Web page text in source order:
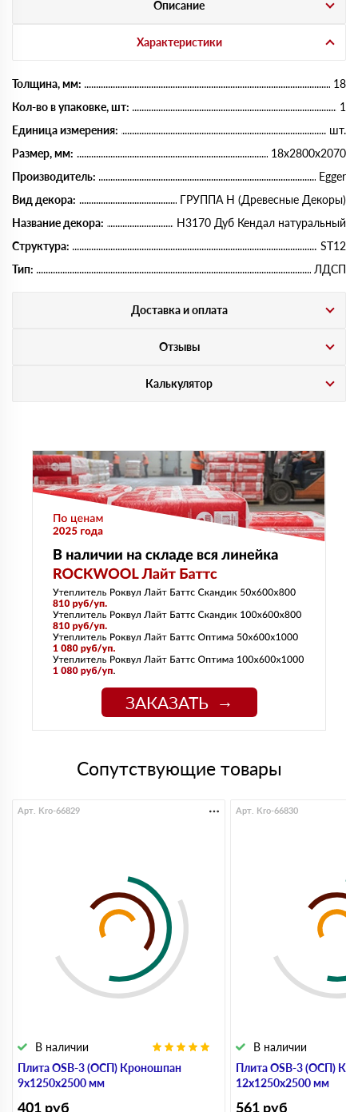
Описание
Характеристики
Толщина, мм:
18
Кол-во в упаковке, шт:
1
Единица измерения:
шт.
Размер, мм:
18х2800х2070
Производитель:
Egger
Вид декора:
ГРУППА Н (Древесные Декоры)
Название декора:
H3170 Дуб Кендал натуральный
Структура:
ST12
Тип:
ЛДСП
Доставка и оплата
Отзывы
Калькулятор
ЗАКАЗАТЬ
Сопутствующие товары
Плита OSB-3 (ОСП) Кроношпан
9х1250х2500 мм
В наличии
Арт. Kro-66829
401 руб
Плита OSB-3 (ОСП)
12х1250х2500 мм
В наличии
Арт. Kro-66830
561 руб